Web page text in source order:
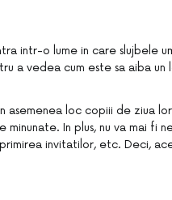
intr-o lume in care slujbele
a vedea cum este sa aiba un
asemenea loc copiii de ziua
In plus, nu va mai fi
invitatilor, etc. Deci,